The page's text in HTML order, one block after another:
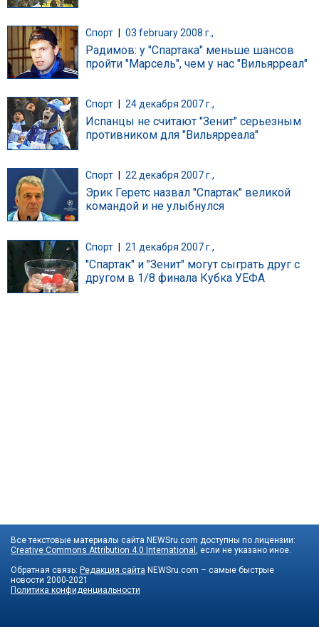
Спорт 03 february 2008 г.,
Радимов: у "Спартака" меньше шансов
пройти "Марсель", чем у нас "Вильярреал"
Спорт 24 декабря 2007 г.,
Испанцы не считают "Зенит" серьезным
противником для "Вильярреала"
Спорт 22 декабря 2007 г.,
Эрик Геретс назвал "Спартак" великой
командой и не улыбнулся
Спорт | 21 декабря 2007 г.,
"Спартак" и "Зенит" могут сыграть друг с
другом в 1/8 финала Кубка УЕФА
Все текстовые материалы сайта NEWSru.com доступны по лицензии:
Creative Commons Attribution 4.0 International , если не указано иное.
Обратная связь: Редакция сайта NEWSru.com – самые быстрые
новости 2000-2021
Политика конфиденциальности